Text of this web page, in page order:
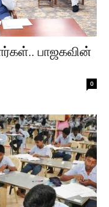
பாஜகவின்
0